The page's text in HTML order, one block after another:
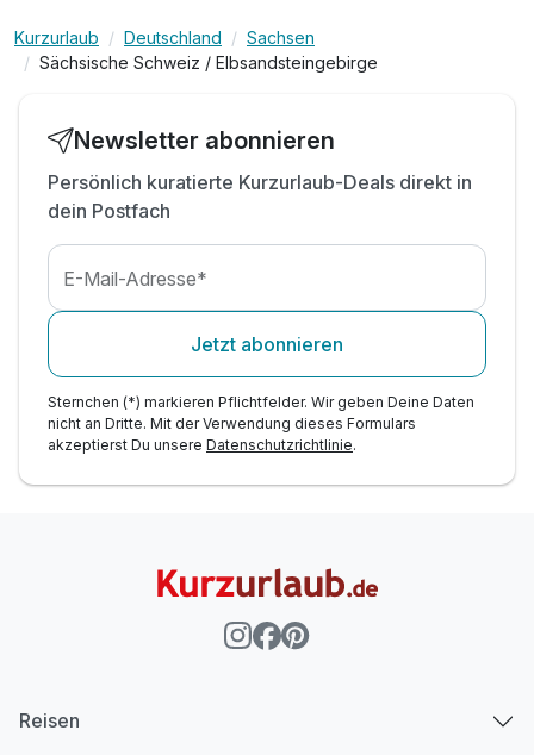
"Erlebnisse Sächsische Schweiz"
- Romantische Fahrt mit der Kirnitzschtalbahn
- zahlreiche Vorteilen bei Freizeiterlebnissen
Wellnessbereich
Erholungszeit in unserer Sauna & 40qm
Außenpool*
inkl. Parkplatz am Hotel
Kurzurlaub Deutschland
Sachsen
Sächsische Schweiz / Elbsandsteingebirge
Newsletter abonnieren
Persönlich kuratierte Kurzurlaub-Deals direkt in
dein Postfach
E-Mail-Adresse*
Jetzt abonnieren
Sternchen (*) markieren Pflichtfelder. Wir geben Deine Daten
nicht an Dritte. Mit der Verwendung dieses Formulars
akzeptierst Du unsere Datenschutzrichtlinie.
Reisen